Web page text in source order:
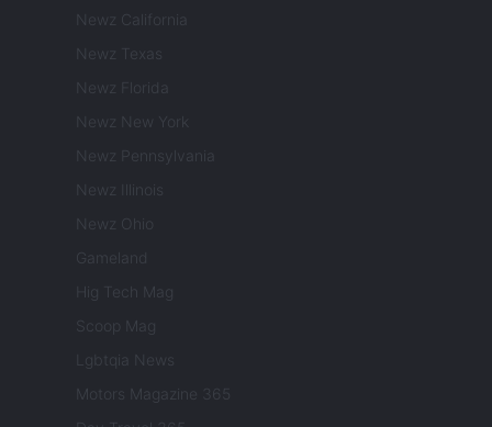
Newz California
Newz Texas
Newz Florida
Newz New York
Newz Pennsylvania
Newz Illinois
Newz Ohio
Gameland
Hig Tech Mag
Scoop Mag
Lgbtqia News
Motors Magazine 365